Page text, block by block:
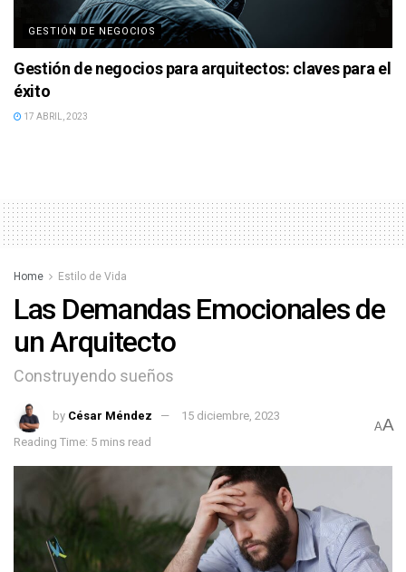
GESTIÓN DE NEGOCIOS
Gestión de negocios para arquitectos: claves para el
éxito
17 ABRIL, 2023
Home Estilo de Vida
Las Demandas Emocionales de
un Arquitecto
Construyendo sueños
by César Méndez
15 diciembre, 2023
Reading Time: 5 mins read
AA